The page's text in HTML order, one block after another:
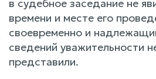
в судебное заседание не
времени и месте его
своевременно и
сведений уважительности
представили.